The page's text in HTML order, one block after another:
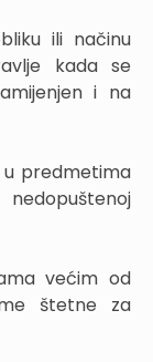
ili načinu
kada se
i na
u predmetima
većim od
štetne za